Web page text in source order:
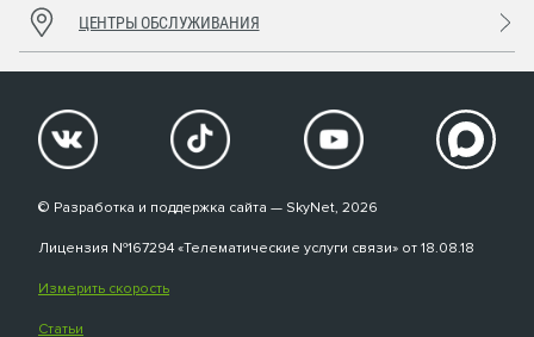
ЦЕНТРЫ ОБСЛУЖИВАНИЯ
© Разработка и поддержка сайта — SkyNet, 2026
Лицензия №167294 «Телематические услуги связи» от 18.08.18
Измерить скорость
Статьи